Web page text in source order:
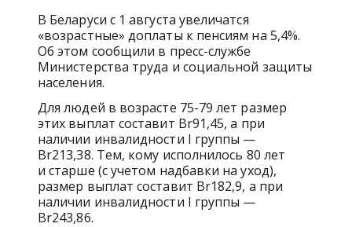
В Беларуси с 1 августа увеличатся
«возрастные» доплаты к пенсиям на 5,4%.
Об этом сообщили в пресс-службе
Министерства труда и социальной защиты
населения.
Для людей в возрасте 75-79 лет размер
этих выплат составит Br91,45, а при
наличии инвалидности I группы —
Br213,38. Тем, кому исполнилось 80 лет
и старше (с учетом надбавки на уход),
размер выплат составит Br182,9, а при
наличии инвалидности I группы —
Br243,86.